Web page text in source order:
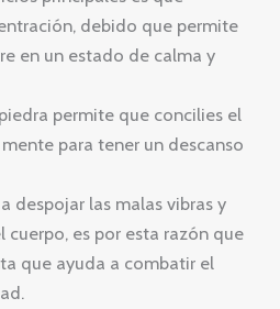
debido que permite
en un estado de calma y
permite que concilies el
para tener un descanso
despojar las malas vibras y
cuerpo, es por esta razón que
que ayuda a combatir el